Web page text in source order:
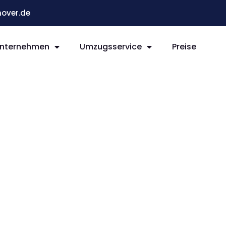
Umzugsservice Preise